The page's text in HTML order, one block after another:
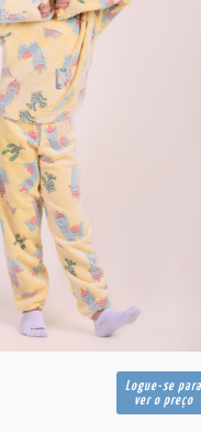
Logue-se para
ver o preço